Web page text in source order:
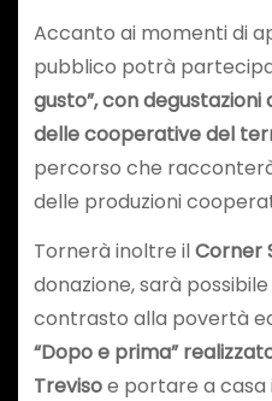
Accanto ai momenti di
pubblico potrà
gusto”, con degustazioni
delle cooperative del
percorso che
delle produzioni
Tornerà inoltre ilCorner
donazione, sarà possibile
contrasto alla povertà
“Dopo e prima”
Trevisoe portare a casa